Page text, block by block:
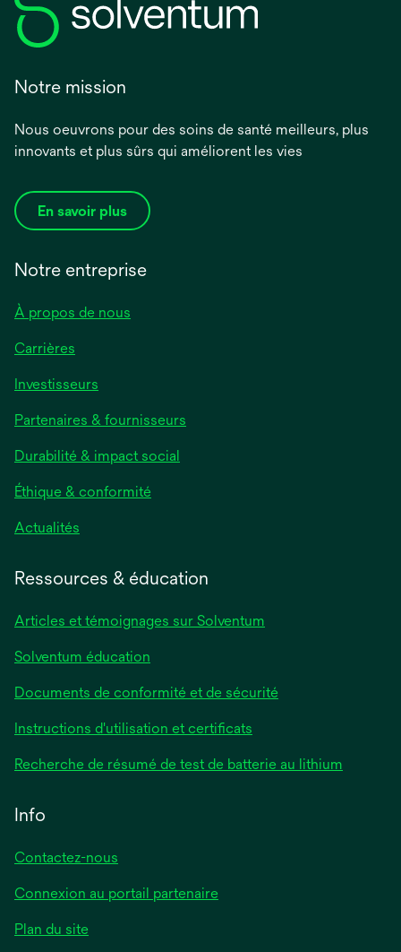
Notre mission
Nous oeuvrons pour des soins de santé meilleurs, plus
innovants et plus sûrs qui améliorent les vies
En savoir plus
Notre entreprise
À propos de nous
Carrières
Investisseurs
un
nouvel
onglet
Partenaires & fournisseurs
Durabilité & impact social
Éthique & conformité
Actualités
onglet
Ressources & éducation
Articles et témoignages sur Solventum
Solventum éducation
Documents de conformité et de sécurité
Instructions d'utilisation et certificats
un
Recherche de résumé de test de batterie au lithium
Info
Contactez-nous
Connexion au portail partenaire
Plan du site